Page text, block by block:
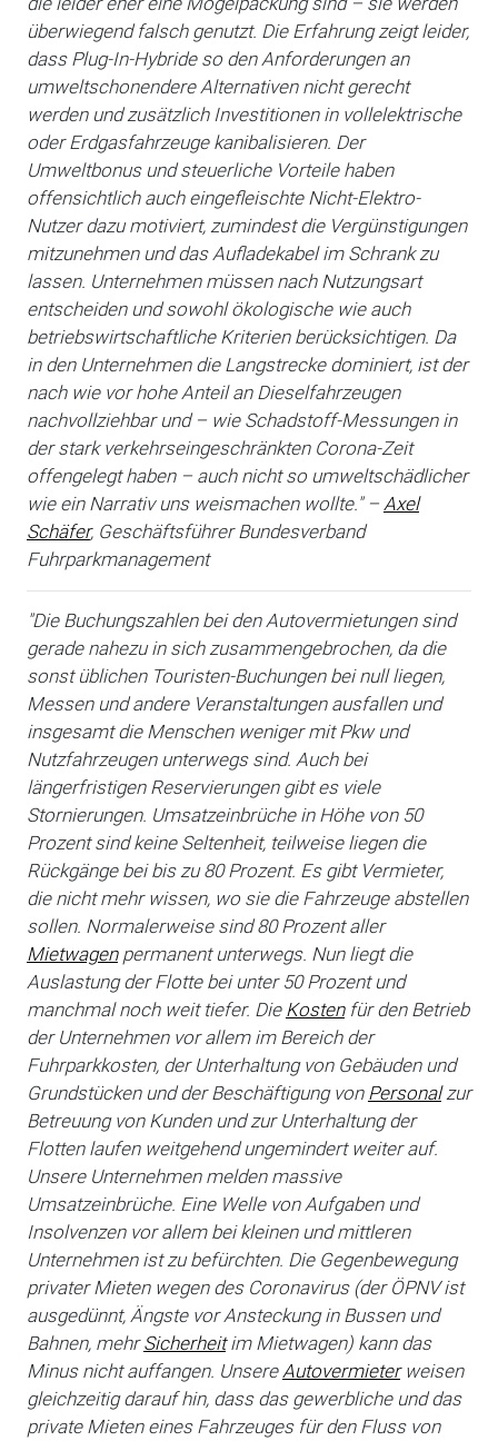
überwiegend falsch genutzt. Die Erfahrung zeigt leider,
dass Plug-In-Hybride so den Anforderungen an
umweltschonendere Alternativen nicht gerecht
werden und zusätzlich Investitionen in vollelektrische
oder Erdgasfahrzeuge kanibalisieren. Der
Umweltbonus und steuerliche Vorteile haben
offensichtlich auch eingefleischte Nicht-Elektro-
Nutzer dazu motiviert, zumindest die Vergünstigungen
mitzunehmen und das Aufladekabel im Schrank zu
lassen. Unternehmen müssen nach Nutzungsart
entscheiden und sowohl ökologische wie auch
betriebswirtschaftliche Kriterien berücksichtigen. Da
in den Unternehmen die Langstrecke dominiert, ist der
nach wie vor hohe Anteil an Dieselfahrzeugen
nachvollziehbar und – wie Schadstoff-Messungen in
der stark verkehrseingeschränkten Corona-Zeit
offengelegt haben – auch nicht so umweltschädlicher
wie ein Narrativ uns weismachen wollte." – Axel
Schäfer, Geschäftsführer Bundesverband
Fuhrparkmanagement
"Die Buchungszahlen bei den Autovermietungen sind
gerade nahezu in sich zusammengebrochen, da die
sonst üblichen Touristen-Buchungen bei null liegen,
Messen und andere Veranstaltungen ausfallen und
insgesamt die Menschen weniger mit Pkw und
Nutzfahrzeugen unterwegs sind. Auch bei
längerfristigen Reservierungen gibt es viele
Stornierungen. Umsatzeinbrüche in Höhe von 50
Prozent sind keine Seltenheit, teilweise liegen die
Rückgänge bei bis zu 80 Prozent. Es gibt Vermieter,
die nicht mehr wissen, wo sie die Fahrzeuge abstellen
sollen. Normalerweise sind 80 Prozent aller
Mietwagenpermanent unterwegs. Nun liegt die
Auslastung der Flotte bei unter 50 Prozent und
manchmal noch weit tiefer. Die Kostenfür den Betrieb
der Unternehmen vor allem im Bereich der
Fuhrparkkosten, der Unterhaltung von Gebäuden und
Grundstücken und der Beschäftigung von Personalzur
Betreuung von Kunden und zur Unterhaltung der
Flotten laufen weitgehend ungemindert weiter auf.
Unsere Unternehmen melden massive
Umsatzeinbrüche. Eine Welle von Aufgaben und
Insolvenzen vor allem bei kleinen und mittleren
Unternehmen ist zu befürchten. Die Gegenbewegung
privater Mieten wegen des Coronavirus (der ÖPNV ist
ausgedünnt, Ängste vor Ansteckung in Bussen und
Bahnen, mehrSicherheitim Mietwagen) kann das
Minus nicht auffangen. Unsere Autovermieterweisen
gleichzeitig darauf hin, dass das gewerbliche und das
private Mieten eines Fahrzeuges für den Fluss von